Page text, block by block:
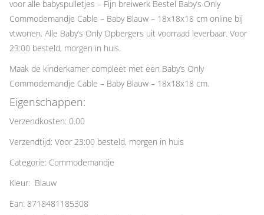
voor alle babyspulletjes – Fijn breiwerk Bestel Baby’s Only
Commodemandje Cable – Baby Blauw – 18x18x18 cm online bij
vtwonen. Alle Baby’s Only Opbergers uit voorraad leverbaar. Voor
23:00 besteld, morgen in huis.
Maak de kinderkamer compleet met een Baby’s Only
Commodemandje Cable – Baby Blauw – 18x18x18 cm.
Eigenschappen:
Verzendkosten: 0.00
Verzendtijd: Voor 23:00 besteld, morgen in huis
Categorie: Commodemandje
Kleur: Blauw
Ean: 8718481185308